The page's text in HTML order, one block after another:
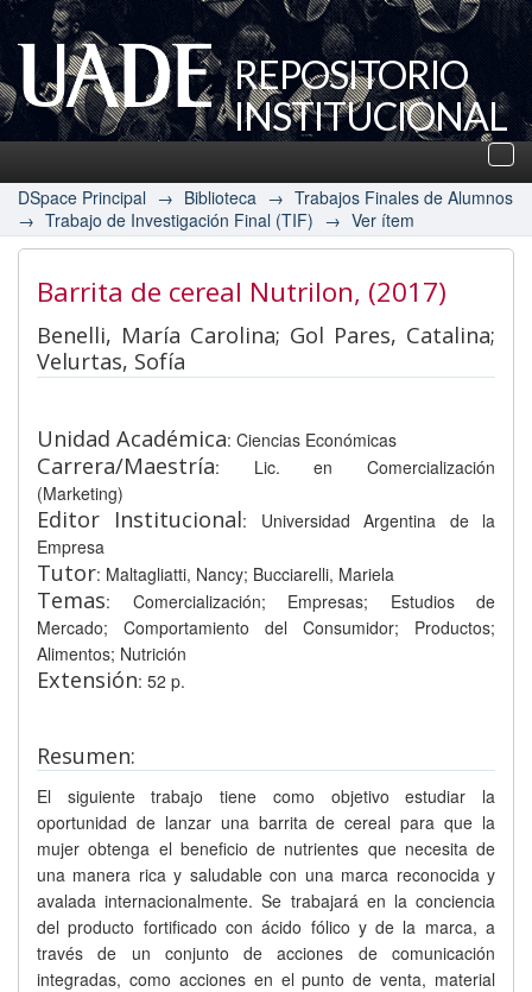
REPOSITORIO
INSTITUCIONAL
UADE
DSpace Principal → Biblioteca → Trabajos Finales de Alumnos
→ Trabajo de Investigación Final (TIF) → Ver ítem
Barrita de cereal Nutrilon, (2017)
Benelli, María Carolina; Gol Pares, Catalina;
Velurtas, Sofía
Unidad Académica: Ciencias Económicas
Carrera/Maestría: Lic. en Comercialización
(Marketing)
Editor Institucional: Universidad Argentina de la
Empresa
Tutor: Maltagliatti, Nancy; Bucciarelli, Mariela
Temas: Comercialización; Empresas; Estudios de
Mercado; Comportamiento del Consumidor; Productos;
Alimentos; Nutrición
Extensión: 52 p.
Resumen:
El siguiente trabajo tiene como objetivo estudiar la
oportunidad de lanzar una barrita de cereal para que la
mujer obtenga el beneficio de nutrientes que necesita de
una manera rica y saludable con una marca reconocida y
avalada internacionalmente. Se trabajará en la conciencia
del producto fortificado con ácido fólico y de la marca, a
través de un conjunto de acciones de comunicación
integradas, como acciones en el punto de venta, material